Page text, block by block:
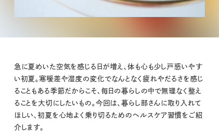
急に夏めいた空気を感じる日が増え、体も心も少し戸惑いやす
い初夏。寒暖差や湿度の変化でなんとなく疲れやだるさを感じ
ることもある季節だからこそ、毎日の暮らしの中で無理なく整え
ることを大切にしたいもの。今回は、暮らし部さんに取り入れて
ほしい、初夏を心地よく乗り切るためのヘルスケア習慣をご紹
介します。